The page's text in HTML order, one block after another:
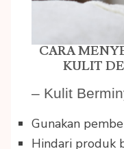
CARA
KULIT
– Kulit
Gunakan
Hindari produk